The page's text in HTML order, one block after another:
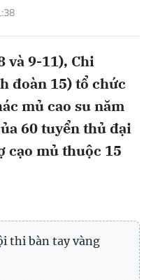
và 9-11), Chi
đoàn 15) tổ chức
mủ cao su năm
60 tuyển thủ đại
cạo mủ thuộc 15
thi bàn tay vàng